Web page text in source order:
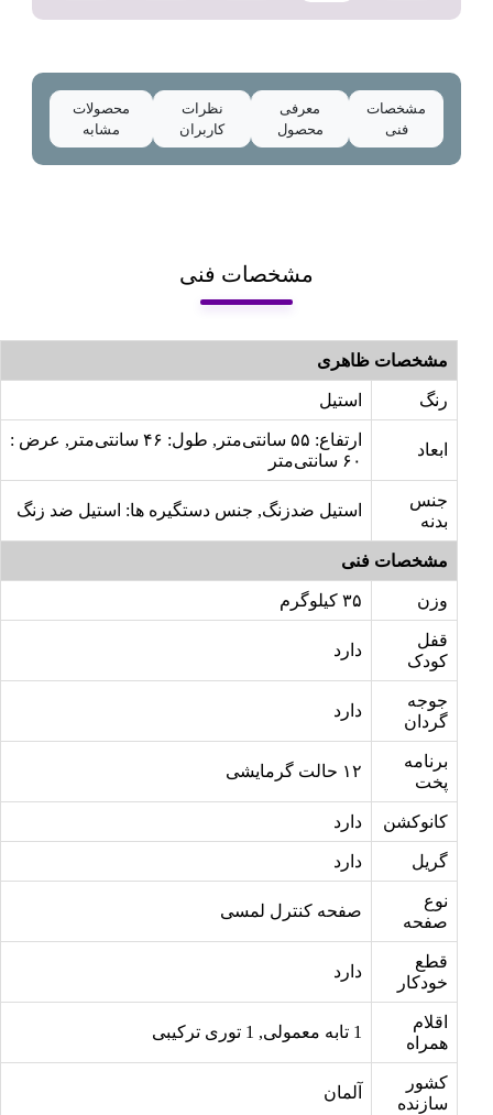
مشخصات
فنی
معرفی
محصول
نظرات
کاربران
محصولات
مشابه
مشخصات فنی
مشخصات ظاهری
رنگ استیل
ابعاد
ارتفاع: ۵۵ سانتی‌متر, طول: ۴۶ سانتی‌متر, عرض :
۶۰ سانتی‌متر
جنس
بدنه
استیل ضدزنگ, جنس دستگیره ها: استیل ضد زنگ
مشخصات فنی
وزن ۳۵ کیلوگرم
قفل
کودک
دارد
جوجه
گردان
دارد
برنامه
پخت
۱۲ حالت گرمایشی
کانوکشن دارد
گریل دارد
نوع
صفحه
صفحه کنترل لمسی
قطع
خودکار
دارد
اقلام
همراه
کشور
سازنده
آلمان